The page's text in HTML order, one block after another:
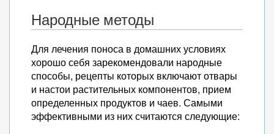
Народные методы
Для лечения поноса в домашних условиях
хорошо себя зарекомендовали народные
способы, рецепты которых включают отвары
и настои растительных компонентов, прием
определенных продуктов и чаев. Самыми
эффективными из них считаются следующие: